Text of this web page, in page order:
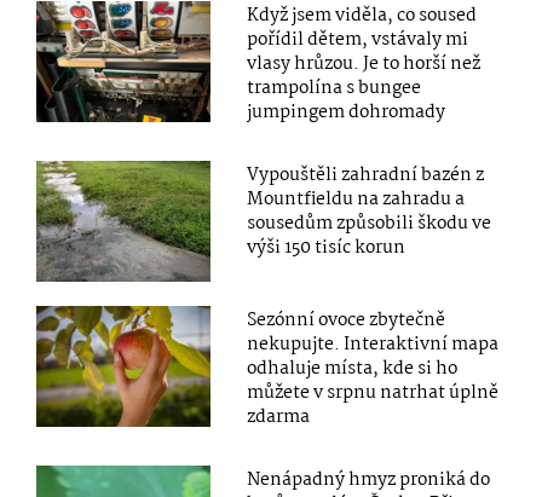
Když jsem viděla, co soused
pořídil dětem, vstávaly mi
vlasy hrůzou. Je to horší než
trampolína s bungee
jumpingem dohromady
Vypouštěli zahradní bazén z
Mountfieldu na zahradu a
sousedům způsobili škodu ve
výši 150 tisíc korun
Sezónní ovoce zbytečně
nekupujte. Interaktivní mapa
odhaluje místa, kde si ho
můžete v srpnu natrhat úplně
zdarma
Nenápadný hmyz proniká do